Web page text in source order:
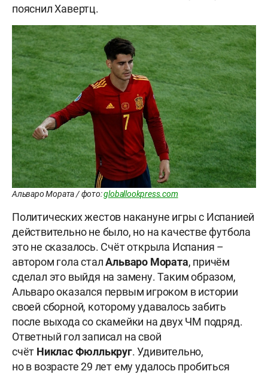
пояснил Хавертц.
Альваро Мората / фото:globallookpress.com
Политических жестов накануне игры с Испанией
действительно не было, но на качестве футбола
это не сказалось. Счёт открыла Испания –
автором гола сталАльваро Мората, причём
сделал это выйдя на замену. Таким образом,
Альваро оказался первым игроком в истории
своей сборной, которому удавалось забить
после выхода со скамейки на двух ЧМ подряд.
Ответный гол записал на свой
счёт НикласФюллькруг. Удивительно,
но в возрасте 29 лет ему удалось пробиться